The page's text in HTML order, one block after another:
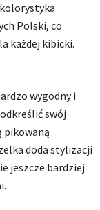
Polski, co
każdej kibicki.
wygodny i
swój
pikowaną
doda stylizacji
jeszcze bardziej